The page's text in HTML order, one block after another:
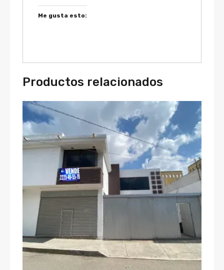
Me gusta esto:
Productos relacionados